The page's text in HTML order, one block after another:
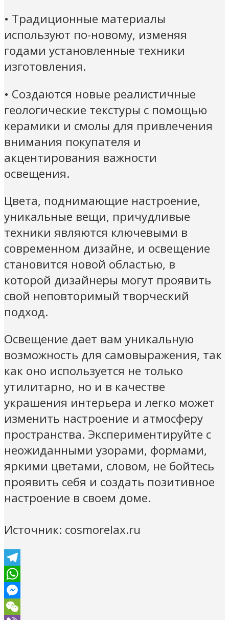
• Традиционные материалы
используют по-новому, изменяя
годами установленные техники
изготовления.
• Создаются новые реалистичные
геологические текстуры с помощью
керамики и смолы для привлечения
внимания покупателя и
акцентирования важности
освещения.
Цвета, поднимающие настроение,
уникальные вещи, причудливые
техники являются ключевыми в
современном дизайне, и освещение
становится новой областью, в
которой дизайнеры могут проявить
свой неповторимый творческий
подход.
Освещение дает вам уникальную
возможность для самовыражения, так
как оно используется не только
утилитарно, но и в качестве
украшения интерьера и легко может
изменить настроение и атмосферу
пространства. Экспериментируйте с
неожиданными узорами, формами,
яркими цветами, словом, не бойтесь
проявить себя и создать позитивное
настроение в своем доме.
Источник: cosmorelax.ru
Telegram
WhatsApp
Messenger